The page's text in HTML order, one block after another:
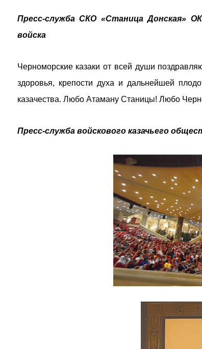
Пресс-служба СКО «Станица Донская»
войска
Черноморские казаки от всей души
здоровья, крепости духа и дальнейшей
казачества. Любо Атаману Станицы! Любо
Пресс-служба войскового казачьего